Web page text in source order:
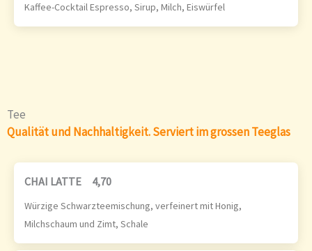
Kaffee-Cocktail Espresso, Sirup, Milch, Eiswürfel
Tee
Qualität und Nachhaltigkeit. Serviert im grossen Teeglas
CHAI LATTE 4,70
Würzige Schwarzteemischung, verfeinert mit Honig,
Milchschaum und Zimt, Schale